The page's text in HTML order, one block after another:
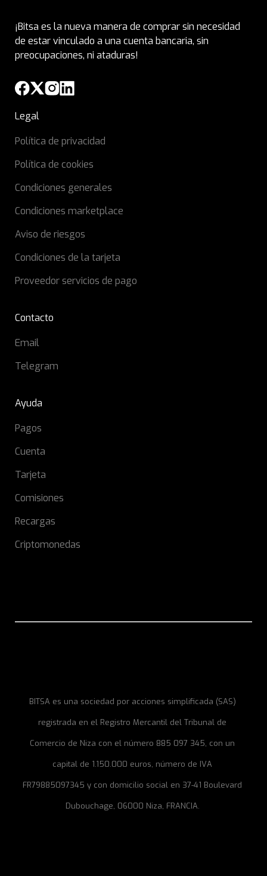
¡Bitsa es la nueva manera de comprar sin necesidad
de estar vinculado a una cuenta bancaria, sin
preocupaciones, ni ataduras!
Legal
Política de privacidad
Política de cookies
Condiciones generales
Condiciones marketplace
Aviso de riesgos
Condiciones de la tarjeta
Proveedor servicios de pago
Contacto
Email
Telegram
Ayuda
Pagos
Cuenta
Tarjeta
Comisiones
Recargas
Criptomonedas
BITSA es una sociedad por acciones simplificada (SAS)
registrada en el Registro Mercantil del Tribunal de
Comercio de Niza con el número 885 097 345, con un
capital de 1.150.000 euros, número de IVA
FR79885097345 y con domicilio social en 37-41 Boulevard
Dubouchage, 06000 Niza, FRANCIA.